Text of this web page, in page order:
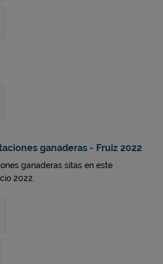
ganaderas - Fruiz 2022
ganaderas sitas en este
2022.